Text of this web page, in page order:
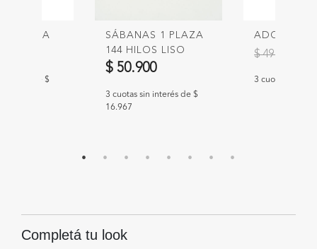
RUMAIA
interés de $
SÁBANAS 1 PLAZA
144 HILOS LISO
$ 50.900
3 cuotas sin interés de $
16.967
ADORNO
Precio
$ 49.900
3 cuotas sin
Completá tu look